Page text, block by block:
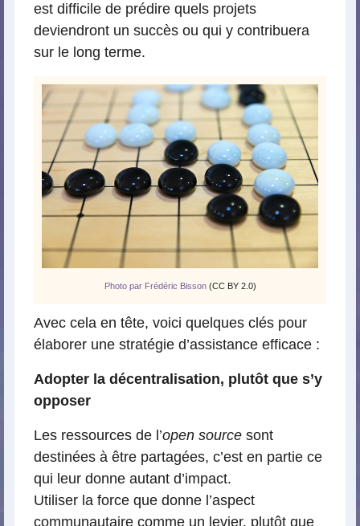
est difficile de prédire quels projets
deviendront un succès ou qui y contribuera
sur le long terme.
Photo par Frédéric Bisson(CC BY 2.0)
Avec cela en tête, voici quelques clés pour
élaborer une stratégie d’assistance efficace :
Adopter la décentralisation, plutôt que s’y
opposer
Les ressources de l’open source sont
destinées à être partagées, c’est en partie ce
qui leur donne autant d’impact.
Utiliser la force que donne l’aspect
communautaire comme un levier, plutôt que